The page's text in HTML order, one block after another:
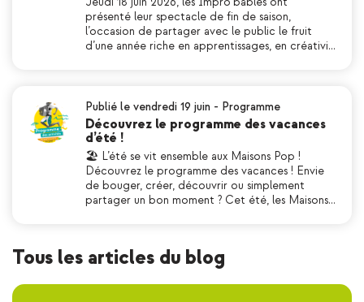
présenté leur spectacle de fin de saison,
l’occasion de partager avec le public le fruit
d’une année riche en apprentissages, en créativi…
Publié le vendredi 19 juin - Programme
Découvrez le programme des vacances
d’été !
🏖 L’été se vit ensemble aux Maisons Pop !
Découvrez le programme des vacances ! Envie
de bouger, créer, découvrir ou simplement
partager un bon moment ? Cet été, les Maisons…
Tous les articles du blog